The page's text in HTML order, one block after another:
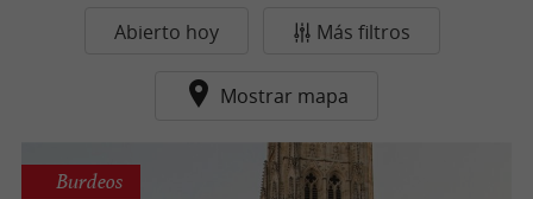
Abierto hoy Más filtros
Mostrar mapa
Burdeos